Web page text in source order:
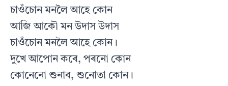
চাওঁচোন মনলৈ আহে কোন
আজি আকৌ মন উদাস উদাস
চাওঁচোন মনলৈ আহে কোন।
দুখে আপোন কৰে, পৰনো কোন
কোনেনো শুনাব, শুনোতা কোন।